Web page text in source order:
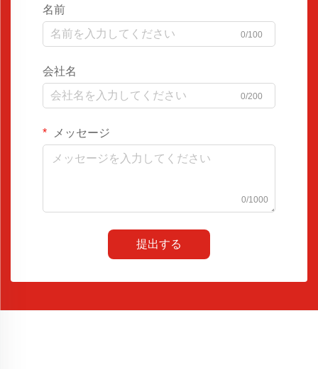
名前
0/100
会社名
0/200
メッセージ
0/1000
提出する